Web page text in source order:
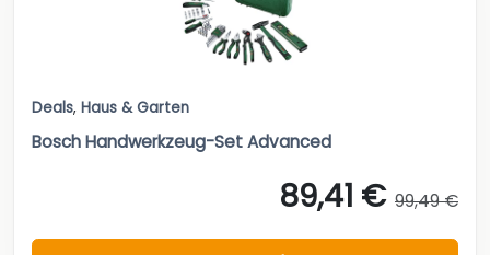
Deals, Haus & Garten
Bosch Handwerkzeug-Set Advanced
89,41 € 99,49 €